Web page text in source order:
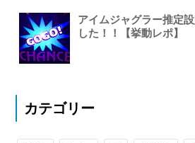
アイムジャグラー推定
した！！【挙動レポ】
カテゴリー